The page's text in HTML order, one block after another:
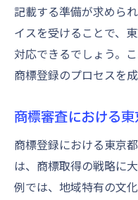
記載する準備が求めら
イスを受けることで、
対応できるでしょう。
商標登録のプロセスを
商標審査における
商標登録における東京
は、商標取得の戦略に
例では、地域特有の文